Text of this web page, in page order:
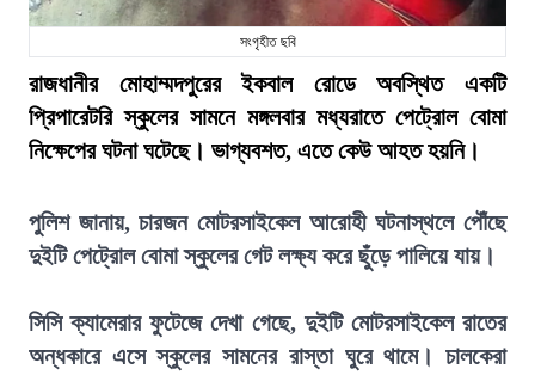
সংগৃহীত ছবি
রাজধানীর মোহাম্মদপুরের ইকবাল রোডে অবস্থিত একটি
প্রিপারেটরি স্কুলের সামনে মঙ্গলবার মধ্যরাতে পেট্রোল বোমা
নিক্ষেপের ঘটনা ঘটেছে। ভাগ্যবশত, এতে কেউ আহত হয়নি।
পুলিশ জানায়, চারজন মোটরসাইকেল আরোহী ঘটনাস্থলে পৌঁছে
দুইটি পেট্রোল বোমা স্কুলের গেট লক্ষ্য করে ছুঁড়ে পালিয়ে যায়।
সিসি ক্যামেরার ফুটেজে দেখা গেছে, দুইটি মোটরসাইকেল রাতের
অন্ধকারে এসে স্কুলের সামনের রাস্তা ঘুরে থামে। চালকেরা